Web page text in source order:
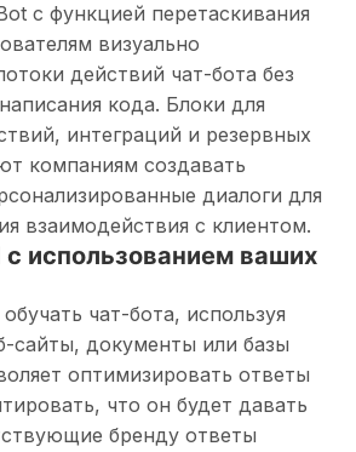
с функцией перетаскивания
визуально
действий чат-бота без
кода. Блоки для
интеграций и резервных
компаниям создавать
диалоги для
взаимодействия с клиентом.
использованием ваших
чат-бота, используя
сайты, документы или базы
оптимизировать ответы
что он будет давать
бренду ответы